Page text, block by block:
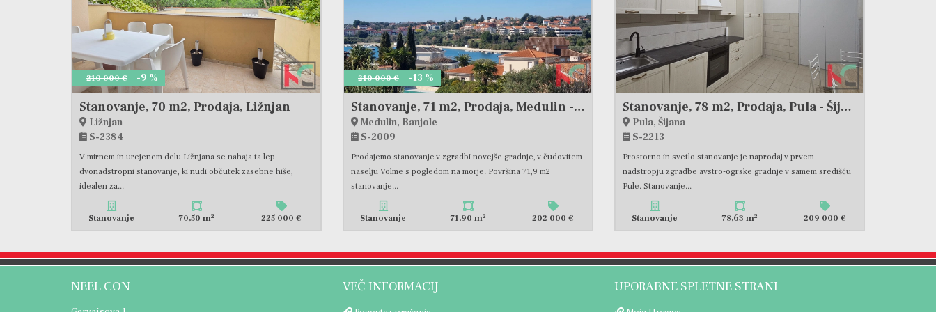
210 000 € -9 %
Stanovanje, 70 m2, Prodaja, Ližnjan
Ližnjan
S-2384
V mirnem in urejenem delu Ližnjana se nahaja ta lep
dvonadstropni stanovanje, ki nudi občutek zasebne hiše,
idealen za...
Stanovanje 70,50 m2 225 000 €
210 000 € -13 %
Stanovanje, 71 m2, Prodaja, Medulin - Banjole
Medulin, Banjole
S-2009
Prodajemo stanovanje v zgradbi novejše gradnje, v čudovitem
naselju Volme s pogledom na morje. Površina 71,9 m2
stanovanje...
Stanovanje 71,90 m2 202 000 €
Stanovanje, 78 m2, Prodaja, Pula - Šijana
Pula, Šijana
S-2213
Prostorno in svetlo stanovanje je naprodaj v prvem
nadstropju zgradbe avstro-ogrske gradnje v samem središču
Pule. Stanovanje...
Stanovanje 78,63 m2 209 000 €
NEEL CON VEČ INFORMACIJ UPORABNE SPLETNE STRANI